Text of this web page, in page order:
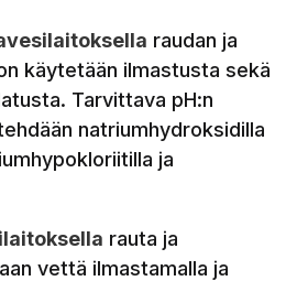
raudan ja
käytetään ilmastusta sekä
Tarvittava pH:n
natriumhydroksidilla
ja
rauta ja
vettä ilmastamalla ja